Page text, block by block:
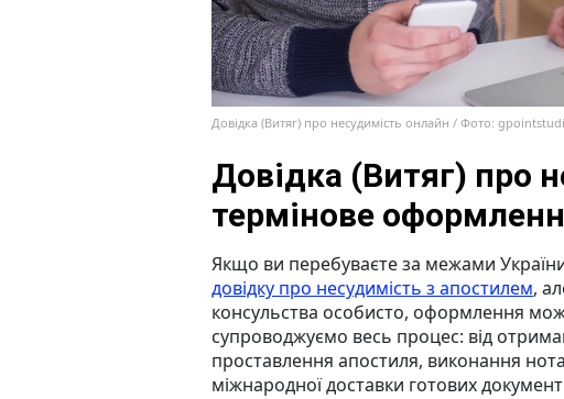
Довідка (Витяг) про несудимість онлайн / Фото:
Довідка (Витяг) про
термінове
Якщо ви перебуваєте за межами
довідку про несудимість з апостилем,
консульства особисто, оформлення
супроводжуємо весь процес: від
проставлення апостиля, виконання
міжнародної доставки готових